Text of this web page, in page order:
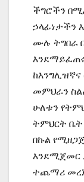
ችግሮችን
ኃላፊነታችን
ሙሉ ትግበራ
እንደማይፈጠሩ
መምህራን
ሁለቱን
ትምህርት ቤት
በኩል
እንደሚጀመር
ተጨማሪ